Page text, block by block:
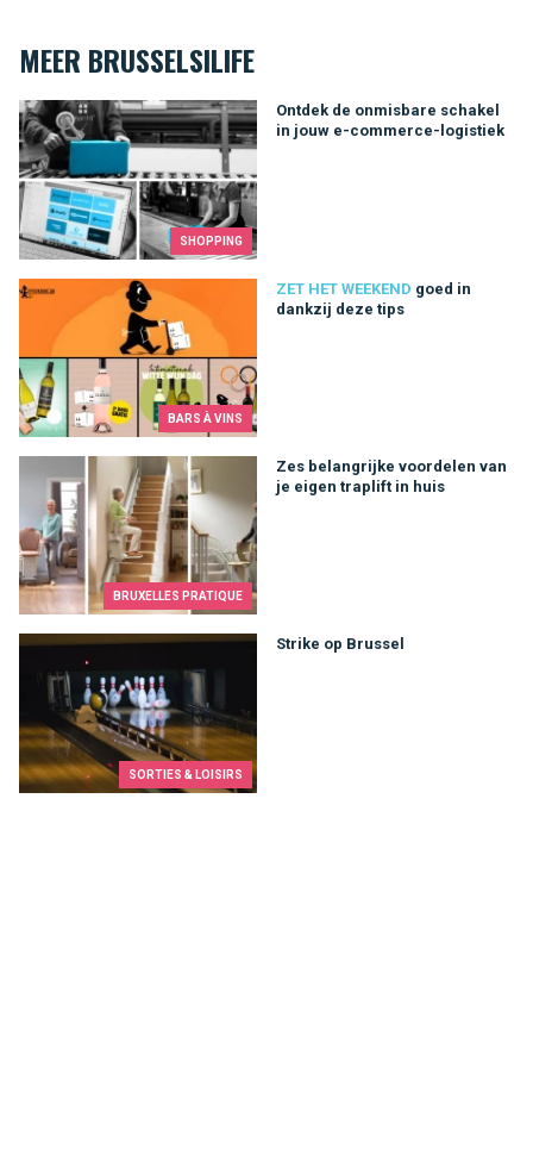
MEER BRUSSELSILIFE
SHOPPING
Ontdek de onmisbare schakel
in jouw e-commerce-logistiek
Ontdek de onmisbare schakel in jouw e-commerce-logistiek
BARS À VINS
ZET HET WEEKEND goed in
dankzij deze tips
goed in dankzij deze tips
BRUXELLES PRATIQUE
Zes belangrijke voordelen van
je eigen traplift in huis
Zes belangrijke voordelen van je eigen traplift in huis
SORTIES & LOISIRS
Strike op Brussel
Strike op Brussel